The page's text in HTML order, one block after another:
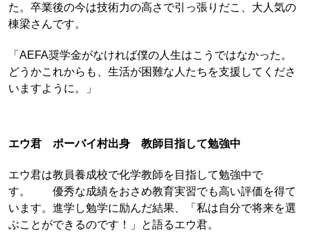
た。卒業後の今は技術力の高さで引っ張りだこ、大人気の
棟梁さんです。
「AEFA奨学金がなければ僕の人生はこうではなかった。
どうかこれからも、生活が困難な人たちを支援してくださ
いますように。」
エウ君 ポーバイ村出身 教師目指して勉強中
エウ君は教員養成校で化学教師を目指して勉強中で
す。 優秀な成績をおさめ教育実習でも高い評価を得て
います。進学し勉学に励んだ結果、「私は自分で将来を選
ぶことができるのです！」と語るエウ君。